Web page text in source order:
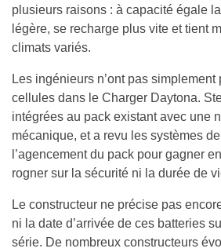
plusieurs raisons : à capacité égale
légère, se recharge plus vite et tient
climats variés.
Les ingénieurs n’ont pas
cellules dans le Charger Daytona.
intégrées au pack existant avec une
mécanique, et a revu les systèmes
l’agencement du pack pour gagner
rogner sur la sécurité ni la durée de
Le constructeur ne précise pas
ni la date d’arrivée de ces batteries
série. De nombreux constructeurs